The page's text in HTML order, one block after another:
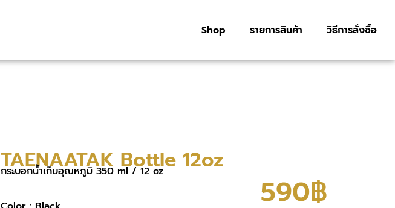
Shop รายการสินค้า วิธีการสั่งซื้อ
TAENAATAK Bottle 12oz
กระบอกน้ำเก็บอุณหภูมิ 350 ml / 12 oz
590฿